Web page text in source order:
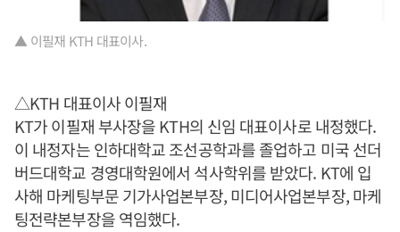
▲ 이필재 KTH 대표이사.
△KTH 대표이사 이필재
KT가 이필재 부사장을 KTH의 신임 대표이사로 내정했다.
이 내정자는 인하대학교 조선공학과를 졸업하고 미국 선더
버드대학교 경영대학원에서 석사학위를 받았다. KT에 입
사해 마케팅부문 기가사업본부장, 미디어사업본부장, 마케
팅전략본부장을 역임했다.